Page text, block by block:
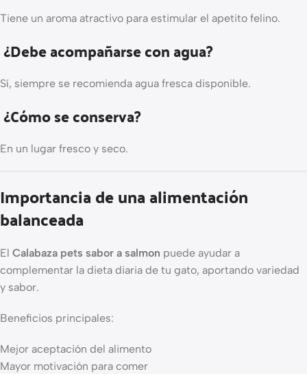
Tiene un aroma atractivo para estimular el apetito felino.
¿Debe acompañarse con agua?
Sí, siempre se recomienda agua fresca disponible.
¿Cómo se conserva?
En un lugar fresco y seco.
Importancia de una alimentación
balanceada
El Calabaza pets sabor a salmon puede ayudar a
complementar la dieta diaria de tu gato, aportando variedad
y sabor.
Beneficios principales:
Mejor aceptación del alimento
Mayor motivación para comer